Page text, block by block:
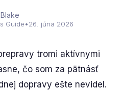
Guide•26. júna 2026
tromi aktívnymi
čo som za pätnásť
dopravy ešte nevidel.